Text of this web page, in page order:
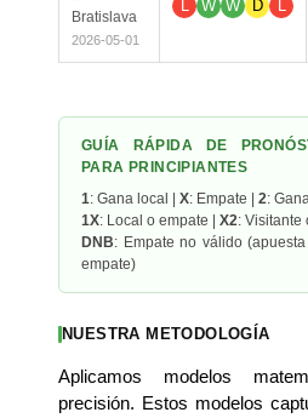
Bratislava
2026-05-01
L
W W D L
GUÍA RÁPIDA DE
PARA PRINCIPIANTES
1: Gana local | X: Empate | 2:
1X: Local o empate | X2: Visitante
DNB: Empate no válido
empate)
NUESTRA METODOLOGÍA
Aplicamos modelos
precisión. Estos modelos